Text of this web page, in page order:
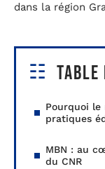
dans la région
Table
Pourquoi
pratiques
MBN : au
du CNR